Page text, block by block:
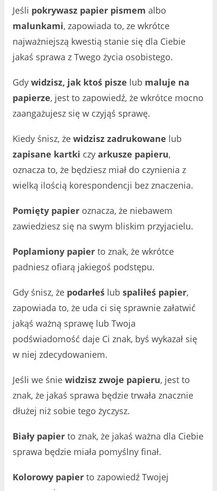
Jeśli pokrywasz papier pismem albo
malunkami, zapowiada to, ze wkrótce
najważniejszą kwestią stanie się dla Ciebie
jakaś sprawa z Twego życia osobistego.
Gdy widzisz, jak ktoś pisze lub maluje na
papierze, jest to zapowiedź, że wkrótce mocno
zaangażujesz się w czyjąś sprawę.
Kiedy śnisz, że widzisz zadrukowane lub
zapisane kartki czy arkusze papieru,
oznacza to, że będziesz miał do czynienia z
wielką ilością korespondencji bez znaczenia.
Pomięty papier oznacza, że niebawem
zawiedziesz się na swym bliskim przyjacielu.
Poplamiony papier to znak, że wkrótce
padniesz ofiarą jakiegoś podstępu.
Gdy śnisz, że podarłeś lub spaliłeś papier,
zapowiada to, że uda ci się sprawnie załatwić
jakąś ważną sprawę lub Twoja
podświadomość daje Ci znak, byś wykazał się
w niej zdecydowaniem.
Jeśli we śnie widzisz zwoje papieru, jest to
znak, że jakaś sprawa będzie trwała znacznie
dłużej niż sobie tego życzysz.
Biały papier to znak, że jakaś ważna dla Ciebie
sprawa będzie miała pomyślny finał.
Kolorowy papier to zapowiedź Twojej